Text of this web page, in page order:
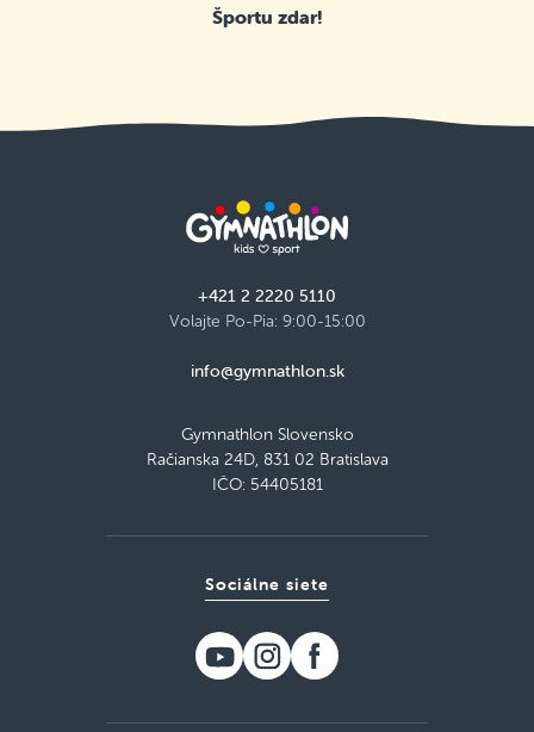
Športu zdar!
+421 2 2220 5110
Volajte Po-Pia: 9:00-15:00
info@gymnathlon.sk
Gymnathlon Slovensko
Račianska 24D, 831 02 Bratislava
IČO: 54405181
Sociálne siete